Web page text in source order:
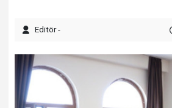
Editör -